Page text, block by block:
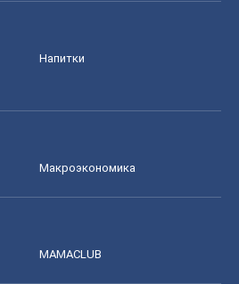
Напитки
Mакроэкономика
MAMACLUB